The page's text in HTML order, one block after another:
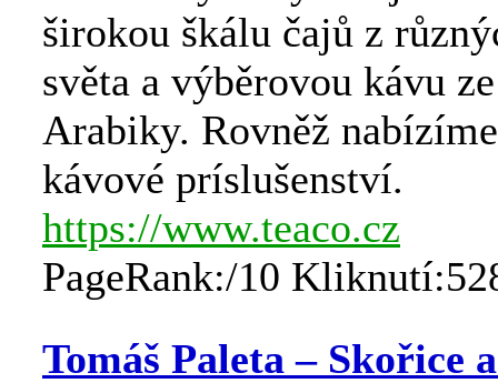
širokou škálu čajů z
světa a výběrovou kávu
Arabiky. Rovněž
kávové príslušenství.
https://www.teaco.cz
PageRank:/10
Tomáš Paleta – Skořice